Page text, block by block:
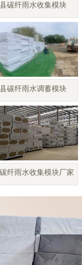
碳纤雨水收集模块
碳纤雨水调蓄模块
纤雨水收集模块厂家